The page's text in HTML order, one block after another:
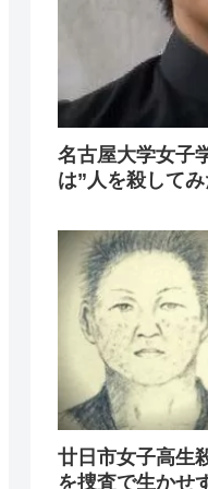
名古屋大学女子
は”人を殺して
廿日市女子高生
を捜査で生かせ